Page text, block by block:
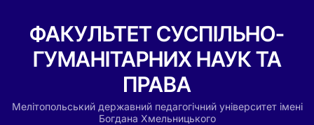
ФАКУЛЬТЕТ СУСПІЛЬНО-
ГУМАНІТАРНИХ НАУК ТА
ПРАВА
Мелітопольський державний педагогічний університет імені
Богдана Хмельницького